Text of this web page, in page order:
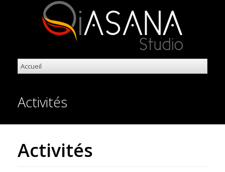
Activités
Activités